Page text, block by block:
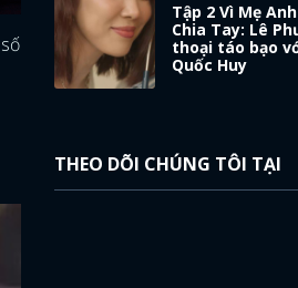
Tập 2 Vì Mẹ
Chia Tay: Lê
thoại táo bạo
Quốc Huy
THEO DÕI CHÚNG TÔI TẠI